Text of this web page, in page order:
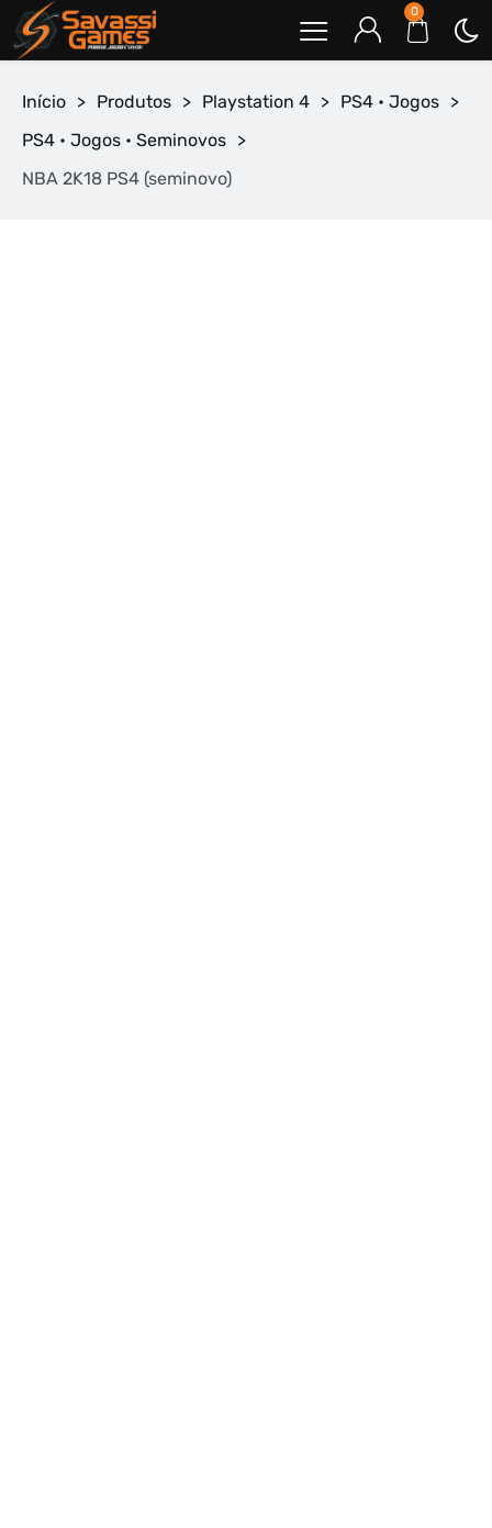
0
Início > Produtos > Playstation 4 > PS4 • Jogos >
PS4 • Jogos • Seminovos >
NBA 2K18 PS4 (seminovo)